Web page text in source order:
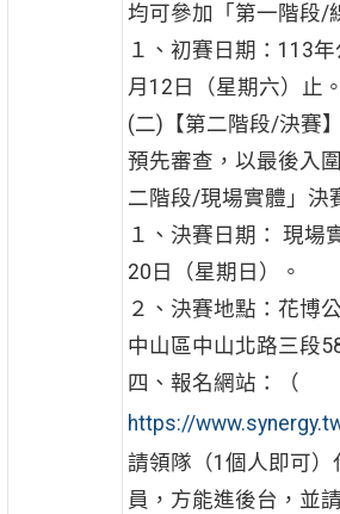
均可參加「第一階段/
１、初賽日期：113
月12日（星期六）止。
(二)【第二階段/決賽
預先審查，以最後入
二階段/現場實體」決
１、決賽日期： 現場
20日（星期日）。
２、決賽地點：花博
中山區中山北路三段
四、報名網站：（
https://
請領隊（1個人即可
員，方能進後台，並